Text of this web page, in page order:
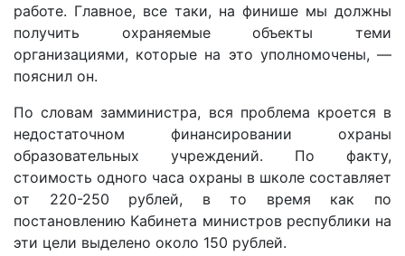
работе. Главное, все таки, на финише мы должны
получить охраняемые объекты теми
организациями, которые на это уполномочены, —
пояснил он.
По словам замминистра, вся проблема кроется в
недостаточном финансировании охраны
образовательных учреждений. По факту,
стоимость одного часа охраны в школе составляет
от 220-250 рублей, в то время как по
постановлению Кабинета министров республики на
эти цели выделено около 150 рублей.